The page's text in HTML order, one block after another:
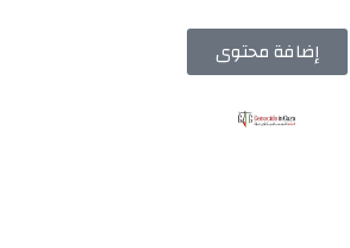
إضافة محتوى